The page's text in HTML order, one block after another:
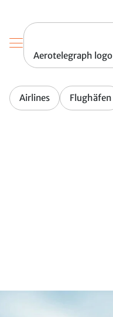
Aerotelegraph logo
Airlines Flughäfen